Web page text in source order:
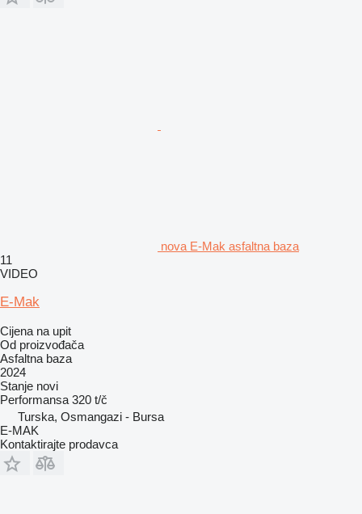
nova E-Mak asfaltna baza
11
VIDEO
E-Mak
Cijena na upit
Od proizvođača
Asfaltna baza
2024
Stanje novi
Performansa 320 t/č
Turska, Osmangazi - Bursa
E-MAK
Kontaktirajte prodavca